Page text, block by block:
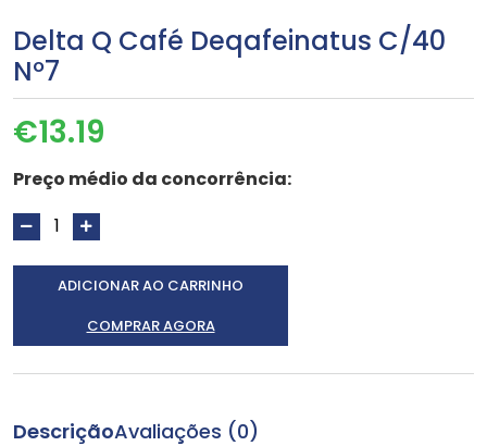
Delta Q Café Deqafeinatus C/40
Nº7
€13.19
Preço médio da concorrência:
ADICIONAR AO CARRINHO
COMPRAR AGORA
DescriçãoAvaliações (0)